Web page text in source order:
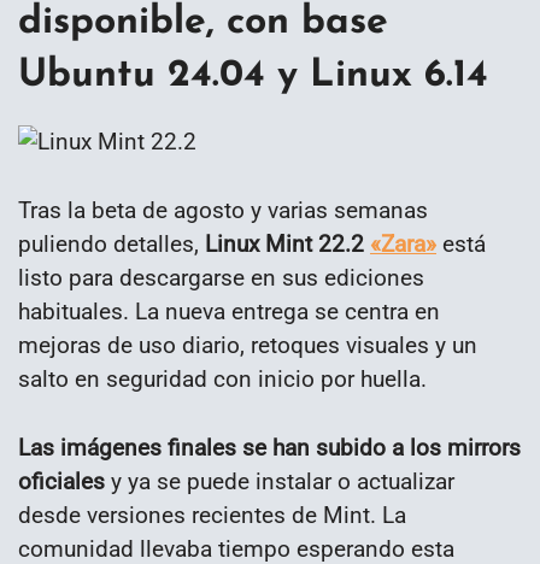
disponible, con base
Ubuntu 24.04 y Linux 6.14
Tras la beta de agosto y varias semanas
puliendo detalles, Linux Mint 22.2 «Zara» está
listo para descargarse en sus ediciones
habituales. La nueva entrega se centra en
mejoras de uso diario, retoques visuales y un
salto en seguridad con inicio por huella.
Las imágenes finales se han subido a los mirrors
oficiales y ya se puede instalar o actualizar
desde versiones recientes de Mint. La
comunidad llevaba tiempo esperando esta